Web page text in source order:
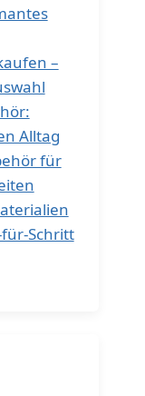
–
Alltag
für
Schritt